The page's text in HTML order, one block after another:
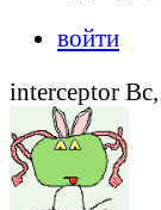
войти
interceptor